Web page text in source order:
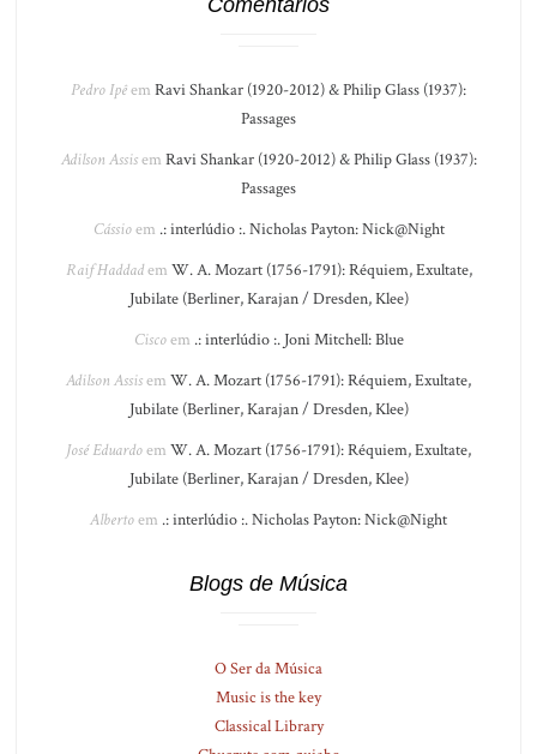
Comentários
Pedro Ipêem Ravi Shankar (1920-2012) & Philip Glass (1937):
Passages
Adilson Assisem Ravi Shankar (1920-2012) & Philip Glass (1937):
Passages
Cássioem .: interlúdio :. Nicholas Payton: Nick@Night
Raif Haddadem W. A. Mozart (1756-1791): Réquiem, Exultate,
Jubilate (Berliner, Karajan / Dresden, Klee)
Ciscoem .: interlúdio :. Joni Mitchell: Blue
Adilson Assisem W. A. Mozart (1756-1791): Réquiem, Exultate,
Jubilate (Berliner, Karajan / Dresden, Klee)
José Eduardoem W. A. Mozart (1756-1791): Réquiem, Exultate,
Jubilate (Berliner, Karajan / Dresden, Klee)
Albertoem .: interlúdio :. Nicholas Payton: Nick@Night
Blogs de Música
O Ser da Música
Music is the key
Classical Library